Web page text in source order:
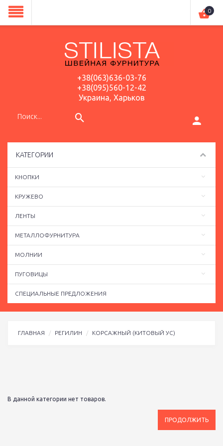
+38(063)636-03-76
+38(095)560-12-42
Украина, Харьков
0
КАТЕГОРИИ
КНОПКИ
КРУЖЕВО
ЛЕНТЫ
МЕТАЛЛОФУРНИТУРА
МОЛНИИ
ПУГОВИЦЫ
СПЕЦИАЛЬНЫЕ ПРЕДЛОЖЕНИЯ
ГЛАВНАЯ РЕГИЛИН КОРСАЖНЫЙ (КИТОВЫЙ УС)
В данной категории нет товаров.
ПРОДОЛЖИТЬ